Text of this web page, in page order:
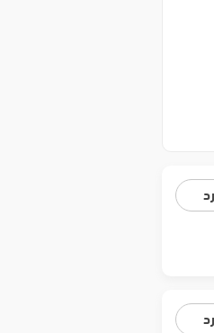
رد
رد